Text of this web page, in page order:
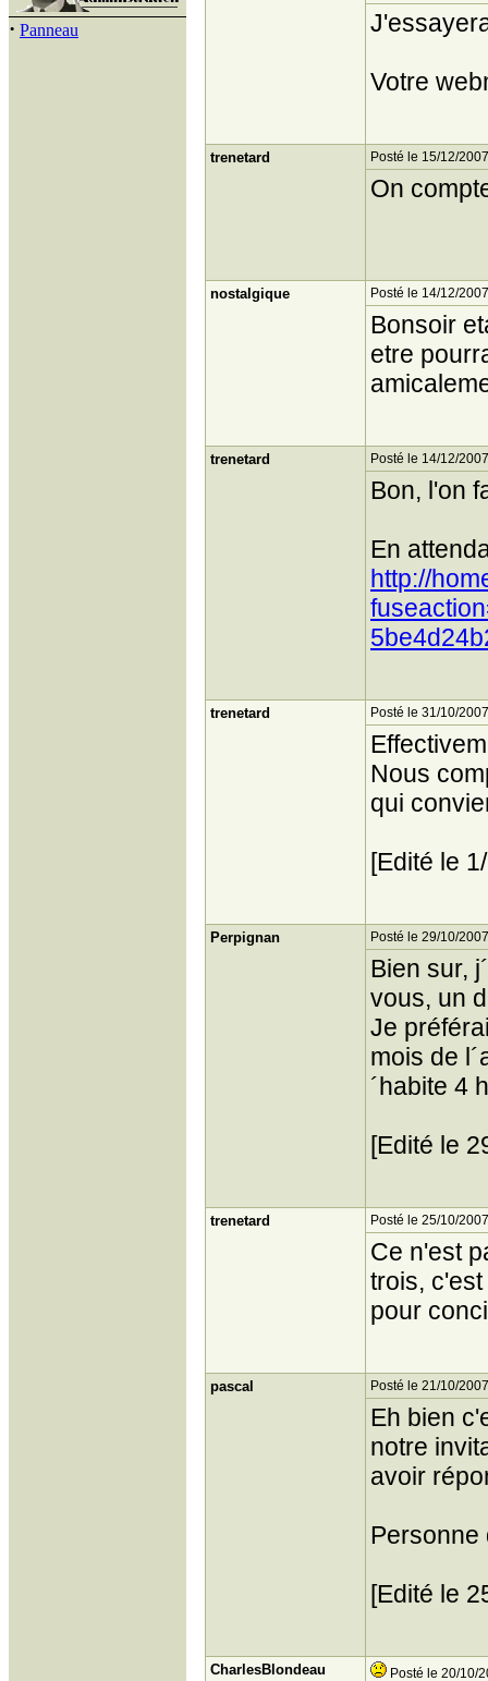
· Panneau
Votre
trenetard Posté le 15/12/
On
nostalgique Posté le 14/12/
Bonsoir
etre
trenetard Posté le 14/12/
Bon, l'on
En
http://
trenetard Posté le 31/10/
Nous
qui
[Edité le
Perpignan Posté le 29/10/
Bien sur,
vous, un
Je
mois de
´habite 4
[Edité le
trenetard Posté le 25/10/
Ce n'est
trois,
pour
pascal Posté le 21/10/
Eh bien
notre
avoir
Personne
[Edité le
CharlesBlondeau Posté le 20/10/